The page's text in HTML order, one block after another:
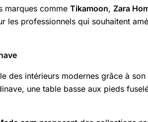
marques comme Tikamoon, Zara
les professionnels qui souhaitent
des intérieurs modernes grâce à
une table basse aux pieds